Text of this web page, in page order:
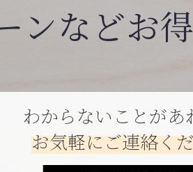
わからないことがあ
お気軽にご連絡く
ンなどお